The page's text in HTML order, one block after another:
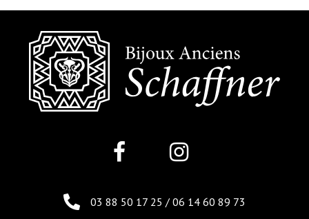
03 88 50 17 25 / 06 14 60 89 73